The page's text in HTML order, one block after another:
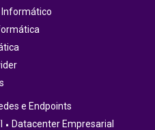
e Endpoints
Datacenter Empresarial